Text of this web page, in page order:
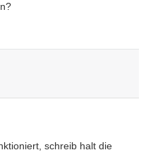
schreib halt die